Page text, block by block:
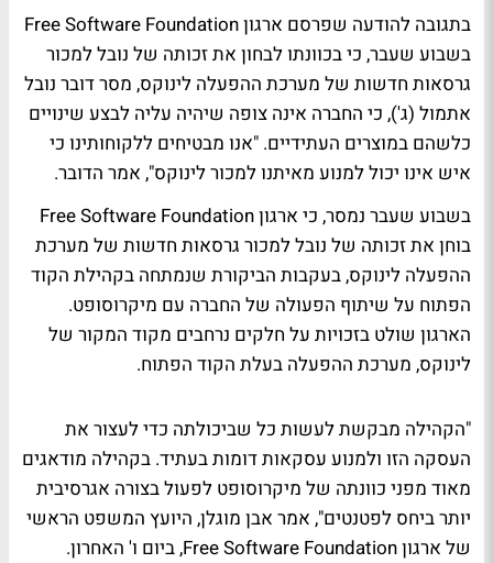
בתגובה להודעה שפרסם ארגון Free Software Foundation
בשבוע שעבר, כי בכוונתו לבחון את זכותה של נובל למכור
גרסאות חדשות של מערכת ההפעלה לינוקס, מסר דובר נובל
אתמול (ג'), כי החברה אינה צופה שיהיה עליה לבצע שינויים
כלשהם במוצרים העתידיים. "אנו מבטיחים ללקוחותינו כי
איש אינו יכול למנוע מאיתנו למכור לינוקס", אמר הדובר.
בשבוע שעבר נמסר, כי ארגון Free Software Foundation
בוחן את זכותה של נובל למכור גרסאות חדשות של מערכת
ההפעלה לינוקס, בעקבות הביקורת שנמתחה בקהילת הקוד
הפתוח על שיתוף הפעולה של החברה עם מיקרוסופט.
הארגון שולט בזכויות על חלקים נרחבים מקוד המקור של
לינוקס, מערכת ההפעלה בעלת הקוד הפתוח.
"הקהילה מבקשת לעשות כל שביכולתה כדי לעצור את
העסקה הזו ולמנוע עסקאות דומות בעתיד. בקהילה מודאגים
מאוד מפני כוונתה של מיקרוסופט לפעול בצורה אגרסיבית
יותר ביחס לפטנטים", אמר אבן מוגלן, היועץ המשפט הראשי
של ארגון Free Software Foundation, ביום ו' האחרון.